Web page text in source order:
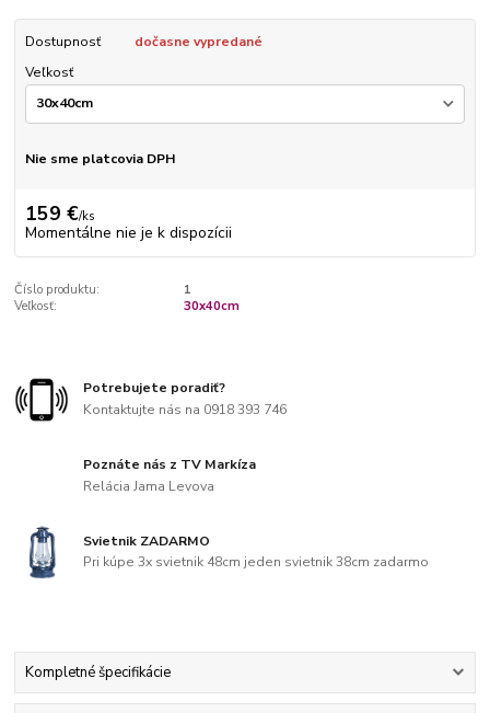
Dostupnosť
dočasne vypredané
Veľkosť
Nie sme platcovia DPH
159 €/ks
Momentálne nie je k dispozícii
Číslo produktu:
1
Veľkosť:
30x40cm
Potrebujete poradiť?
Kontaktujte nás na 0918 393 746
Poznáte nás z TV Markíza
Relácia Jama Levova
Svietnik ZADARMO
Pri kúpe 3x svietnik 48cm jeden svietnik 38cm zadarmo
Kompletné špecifikácie